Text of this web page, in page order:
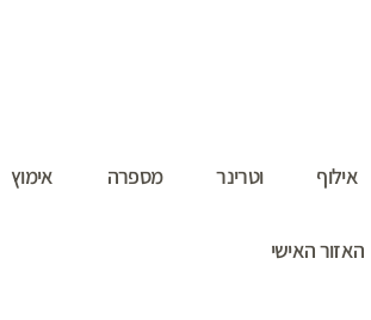
אילוף וטרינר מספרה אימוץ
האזור האישי